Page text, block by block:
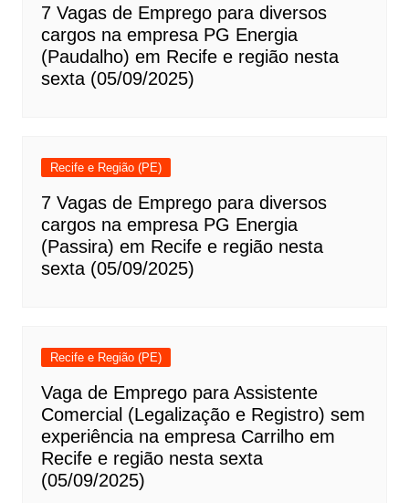
7 Vagas de Emprego para diversos
cargos na empresa PG Energia
(Paudalho) em Recife e região nesta
sexta (05/09/2025)
Recife e Região (PE)
7 Vagas de Emprego para diversos
cargos na empresa PG Energia
(Passira) em Recife e região nesta
sexta (05/09/2025)
Recife e Região (PE)
Vaga de Emprego para Assistente
Comercial (Legalização e Registro) sem
experiência na empresa Carrilho em
Recife e região nesta sexta
(05/09/2025)